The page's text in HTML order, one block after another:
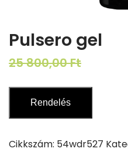
Pulsero gel
25 800,00Ft
was:
Rendelés
Cikkszám: 54wdr527